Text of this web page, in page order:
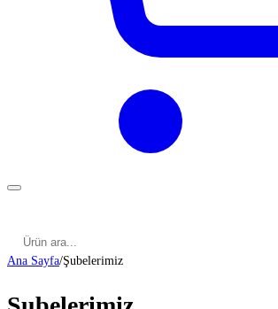
Ana Sayfa/Şubelerimiz